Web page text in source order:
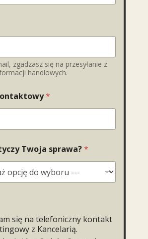
zgadzasz się na przesyłanie z
handlowych.
*
Twoja sprawa?*
się na telefoniczny kontakt
z Kancelarią.